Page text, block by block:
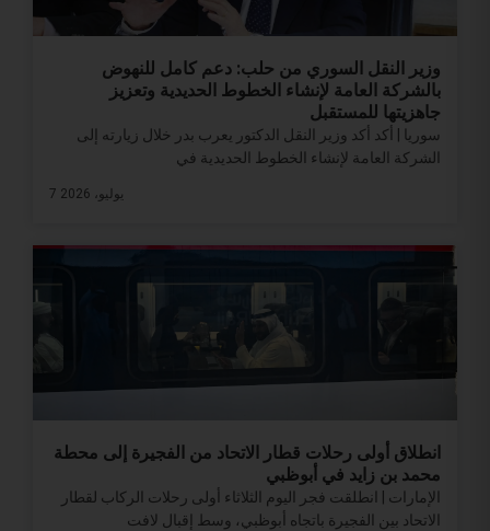
وزير النقل السوري من حلب: دعم كامل للنهوض
بالشركة العامة لإنشاء الخطوط الحديدية وتعزيز
جاهزيتها للمستقبل
سوريا | أكد أكد وزير النقل الدكتور يعرب بدر خلال زيارته إلى
الشركة العامة لإنشاء الخطوط الحديدية في
7 يوليو، 2026
انطلاق أولى رحلات قطار الاتحاد من الفجيرة إلى محطة
محمد بن زايد في أبوظبي
الإمارات | انطلقت فجر اليوم الثلاثاء أولى رحلات الركاب لقطار
الاتحاد بين الفجيرة باتجاه أبوظبي، وسط إقبال لافت